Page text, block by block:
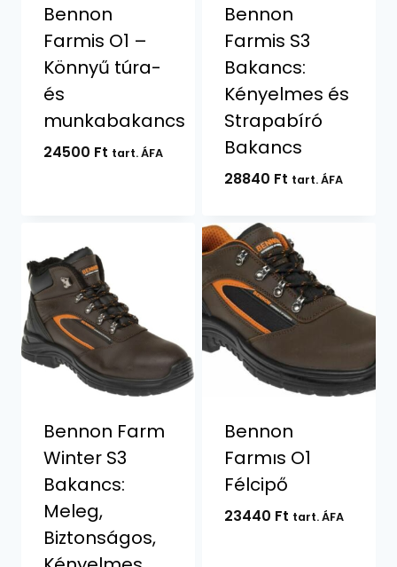
Bennon
Farmis O1 –
Könnyű túra-
és
munkabakancs
24500 Ft tart. ÁFA
Bennon
Farmis S3
Bakancs:
Kényelmes és
Strapabíró
Bakancs
28840 Ft tart. ÁFA
Bennon Farm
Winter S3
Bakancs:
Meleg,
Biztonságos,
Bennon
Farmıs O1
Félcipő
23440 Ft tart. ÁFA